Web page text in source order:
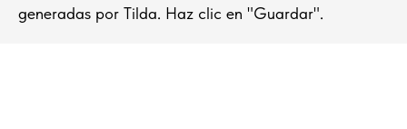
generadas por Tilda. Haz clic en "Guardar".